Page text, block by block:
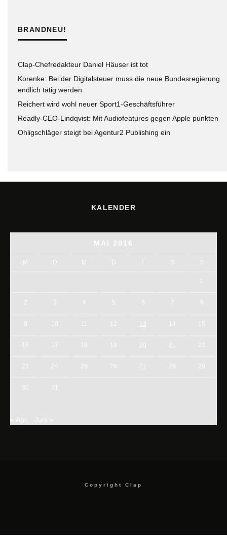
BRANDNEU!
Clap-Chefredakteur Daniel Häuser ist tot
Korenke: Bei der Digitalsteuer muss die neue Bundesregierung
endlich tätig werden
Reichert wird wohl neuer Sport1-Geschäftsführer
Readly-CEO-Lindqvist: Mit Audiofeatures gegen Apple punkten
Ohligschläger steigt bei Agentur2 Publishing ein
KALENDER
MAI 2016
M D M D F S S
1
2 3 5 6 7 8
9 10 11 12 13 14 15
16 17 18 19 20 21 22
23 24 25 26 27 28 29
30 31
« Apr. Juni »
Copyright Clap